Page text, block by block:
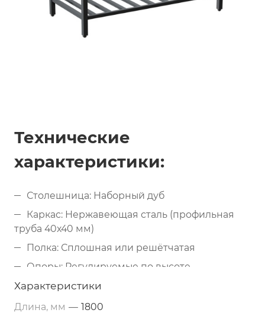
Технические
характеристики:
Столешница: Наборный дуб
Каркас: Нержавеющая сталь (профильная
труба 40х40 мм)
Полка: Сплошная или решётчатая
Опоры: Регулируемые по высоте
Ширина стола: 700, 800 мм и более
Характеристики
Длина, мм — 1800